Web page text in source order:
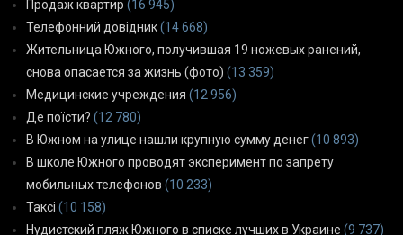
Продаж квартир (16 945)
Телефонний довідник(14 668)
Жительница Южного, получившая 19 ножевых ранений,
снова опасается за жизнь (фото) (13 359)
Медицинские учреждения (12 956)
Де поїсти? (12 780)
В Южном на улице нашли крупную сумму денег(10 893)
В школе Южного проводят эксперимент по запрету
мобильных телефонов (10 233)
Таксі (10 158)
Нудистский пляж Южного в списке лучших в Украине (9 737)